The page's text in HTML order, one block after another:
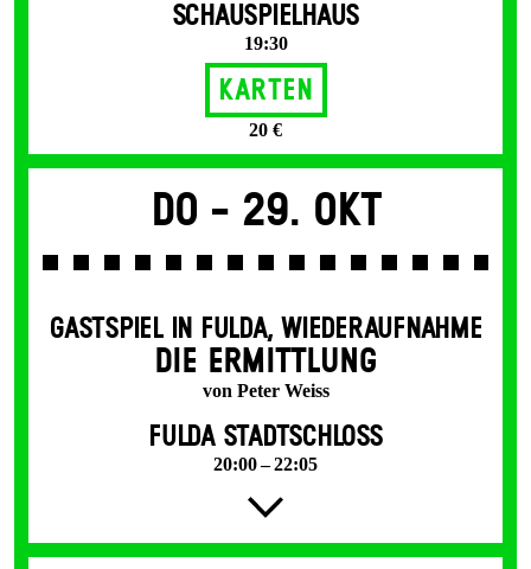
SCHAUSPIELHAUS
19:30
Karten
20 €
Do - 29. Okt
GASTSPIEL IN FULDA,WIEDERAUFNAHME
DIE ERMITTLUNG
von Peter Weiss
FULDA STADTSCHLOSS
20:00 – 22:05